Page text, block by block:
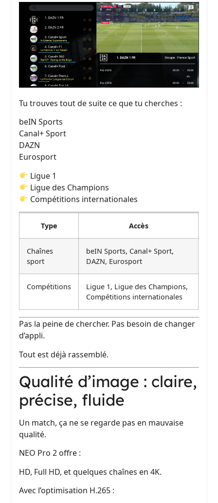
Tu trouves tout de suite ce que tu cherches :
beIN Sports
Canal+ Sport
DAZN
Eurosport
Ligue 1
Ligue des Champions
Compétitions internationales
Type Accès
Chaînes
sport
beIN Sports, Canal+ Sport,
DAZN, Eurosport
Compétitions
Ligue 1, Ligue des Champions,
Compétitions internationales
Pas la peine de chercher. Pas besoin de changer
d’appli.
Tout est déjà rassemblé.
Qualité d’image : claire,
précise, fluide
Un match, ça ne se regarde pas en mauvaise
qualité.
NEO Pro 2 offre :
HD, Full HD, et quelques chaînes en 4K.
Avec l’optimisation H.265 :